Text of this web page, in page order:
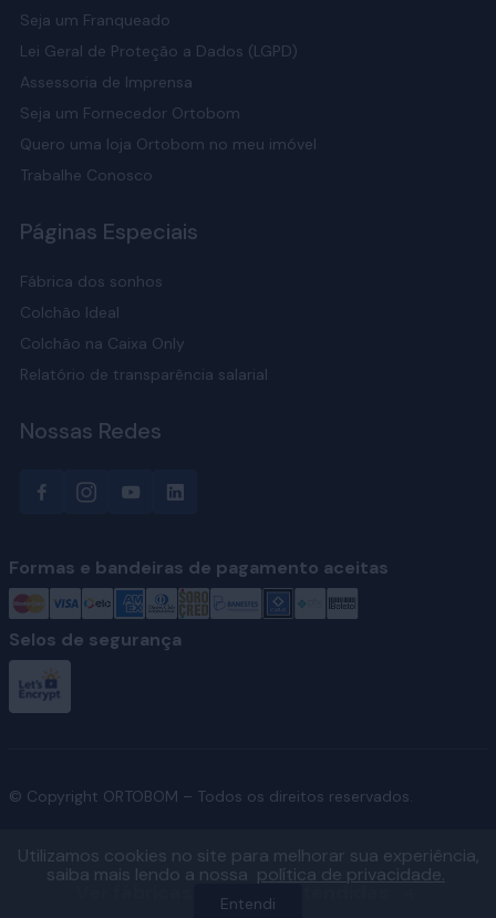
Seja um Franqueado
Lei Geral de Proteção a Dados (LGPD)
Assessoria de Imprensa
Seja um Fornecedor Ortobom
Quero uma loja Ortobom no meu imóvel
Trabalhe Conosco
Páginas Especiais
Fábrica dos sonhos
Colchão Ideal
Colchão na Caixa Only
Relatório de transparência salarial
Nossas Redes
Formas e bandeiras de pagamento aceitas
Selos de segurança
© Copyright ORTOBOM – Todos os direitos reservados.
Ver fábricas e regiões atendidas
Utilizamos cookies no site para melhorar sua experiência,
saiba mais lendo a nossa política de privacidade.
Entendi